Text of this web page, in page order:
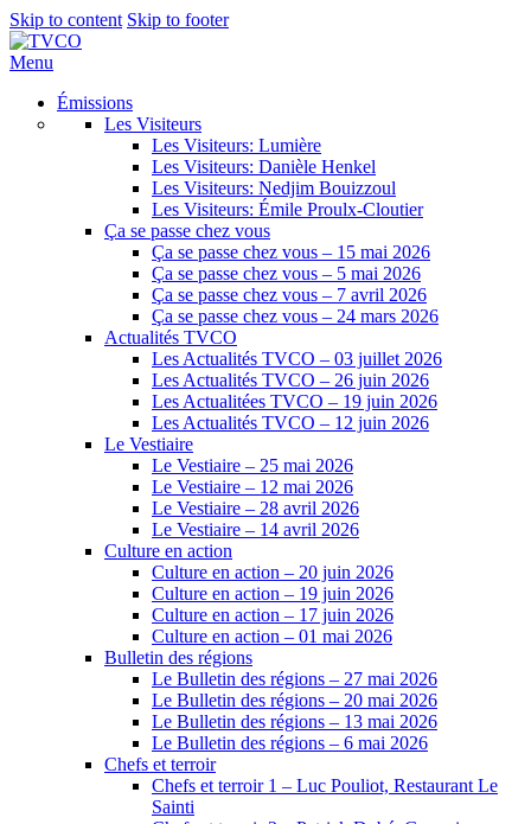
Skip to content Skip to footer
Menu
Émissions
Les Visiteurs
Les Visiteurs: Lumière
Les Visiteurs: Danièle Henkel
Les Visiteurs: Nedjim Bouizzoul
Les Visiteurs: Émile Proulx-Cloutier
Ça se passe chez vous
Ça se passe chez vous – 15 mai 2026
Ça se passe chez vous – 5 mai 2026
Ça se passe chez vous – 7 avril 2026
Ça se passe chez vous – 24 mars 2026
Actualités TVCO
Les Actualités TVCO – 03 juillet 2026
Les Actualités TVCO – 26 juin 2026
Les Actualitées TVCO – 19 juin 2026
Les Actualités TVCO – 12 juin 2026
Le Vestiaire
Le Vestiaire – 25 mai 2026
Le Vestiaire – 12 mai 2026
Le Vestiaire – 28 avril 2026
Le Vestiaire – 14 avril 2026
Culture en action
Culture en action – 20 juin 2026
Culture en action – 19 juin 2026
Culture en action – 17 juin 2026
Culture en action – 01 mai 2026
Bulletin des régions
Le Bulletin des régions – 27 mai 2026
Le Bulletin des régions – 20 mai 2026
Le Bulletin des régions – 13 mai 2026
Le Bulletin des régions – 6 mai 2026
Chefs et terroir
Chefs et terroir 1 – Luc Pouliot, Restaurant Le
Sainti